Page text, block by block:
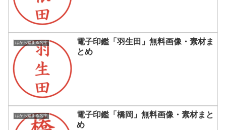
はから始まる名字
電子印鑑「羽生田」無料画像・素材ま
とめ
はから始まる名字
電子印鑑「橋岡」無料画像・素材まと
め